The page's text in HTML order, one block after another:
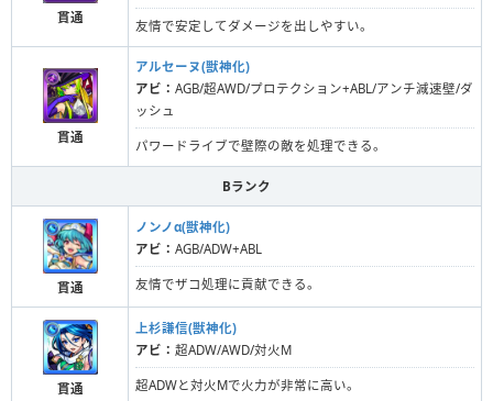
貫通
友情で安定してダメージを出しやすい。
貫通
アルセーヌ(獣神化)
アビ： AGB/超AWD/プロテクション+ABL/アンチ減速壁/ダ
ッシュ
パワードライブで壁際の敵を処理できる。
Bランク
貫通
ノンノα(獣神化)
アビ： AGB/ADW+ABL
友情でザコ処理に貢献できる。
貫通
上杉謙信(獣神化)
アビ： 超ADW/AWD/対火M
超ADWと対火Mで火力が非常に高い。